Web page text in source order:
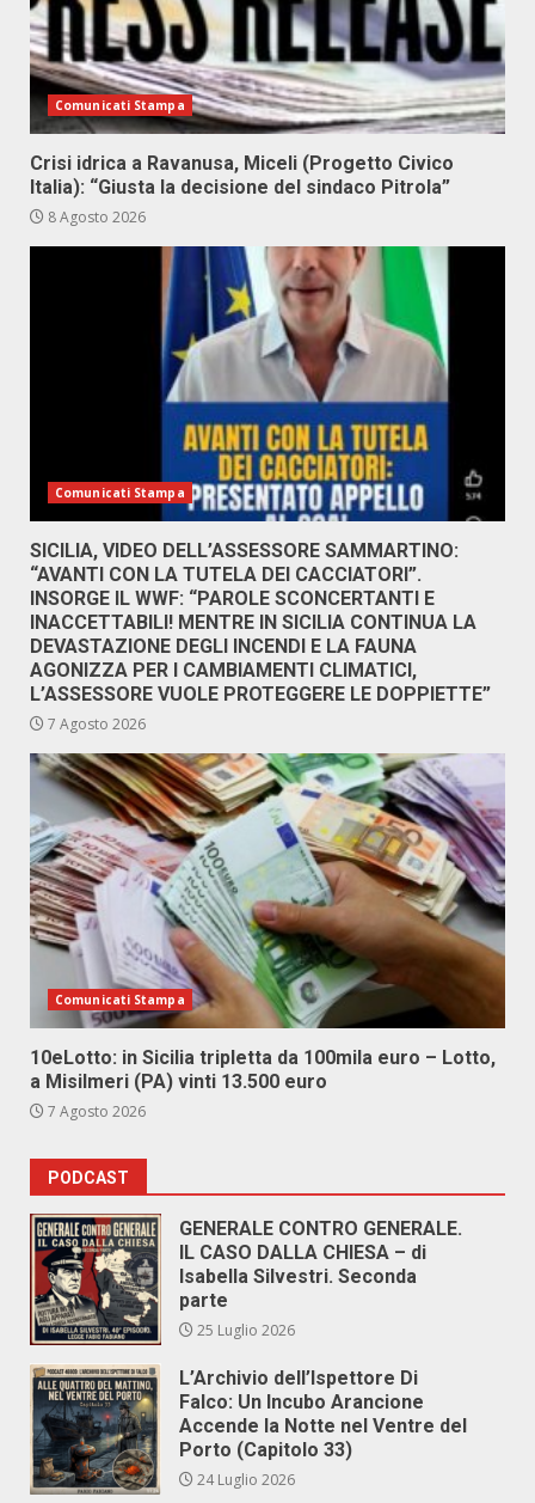
Comunicati Stampa
Crisi idrica a Ravanusa, Miceli (Progetto Civico
Italia): “Giusta la decisione del sindaco Pitrola”
8 Agosto 2026
Comunicati Stampa
SICILIA, VIDEO DELL’ASSESSORE SAMMARTINO:
“AVANTI CON LA TUTELA DEI CACCIATORI”.
INSORGE IL WWF: “PAROLE SCONCERTANTI E
INACCETTABILI! MENTRE IN SICILIA CONTINUA LA
DEVASTAZIONE DEGLI INCENDI E LA FAUNA
AGONIZZA PER I CAMBIAMENTI CLIMATICI,
L’ASSESSORE VUOLE PROTEGGERE LE DOPPIETTE”
7 Agosto 2026
Comunicati Stampa
10eLotto: in Sicilia tripletta da 100mila euro – Lotto,
a Misilmeri (PA) vinti 13.500 euro
7 Agosto 2026
PODCAST
GENERALE CONTRO GENERALE.
IL CASO DALLA CHIESA – di
Isabella Silvestri. Seconda
parte
25 Luglio 2026
L’Archivio dell’Ispettore Di
Falco: Un Incubo Arancione
Accende la Notte nel Ventre del
Porto (Capitolo 33)
24 Luglio 2026